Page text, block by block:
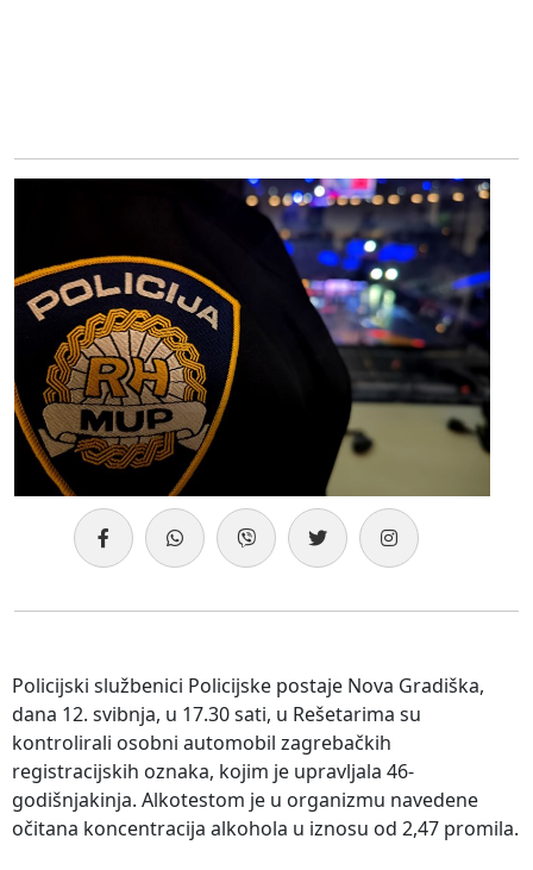
Policijski službenici Policijske postaje Nova Gradiška,
dana 12. svibnja, u 17.30 sati, u Rešetarima su
kontrolirali osobni automobil zagrebačkih
registracijskih oznaka, kojim je upravljala 46-
godišnjakinja. Alkotestom je u organizmu navedene
očitana koncentracija alkohola u iznosu od 2,47 promila.